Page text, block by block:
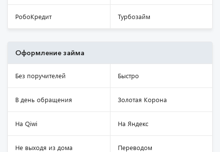
РобоКредит Турбозайм
Оформление займа
Без поручителей Быстро
В день обращения Золотая Корона
На Qiwi На Яндекс
Не выходя из дома Переводом